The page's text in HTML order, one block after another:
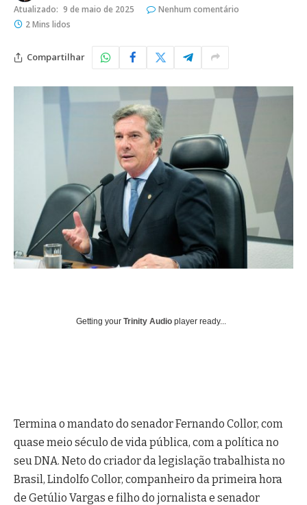
Atualizado: 9 de maio de 2025
Nenhum comentário
2 Mins lidos
Compartilhar
Getting your Trinity Audio player ready...
Termina o mandato do senador Fernando Collor, com
quase meio século de vida pública, com a política no
seu DNA. Neto do criador da legislação trabalhista no
Brasil, Lindolfo Collor, companheiro da primeira hora
de Getúlio Vargas e filho do jornalista e senador